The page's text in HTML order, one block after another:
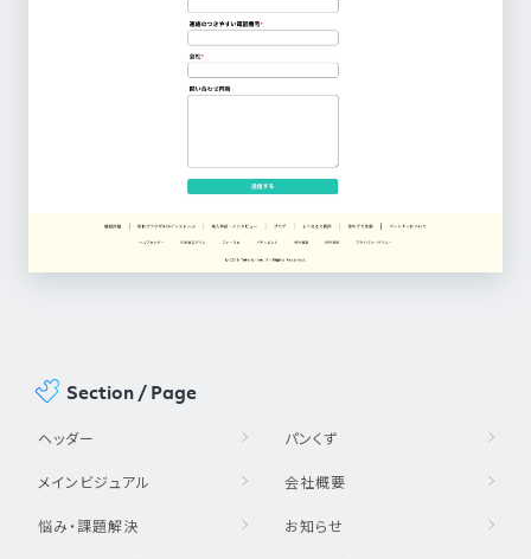
Section / Page
ヘッダー
メインビジュアル
悩み・課題解決
パンくず
会社概要
お知らせ